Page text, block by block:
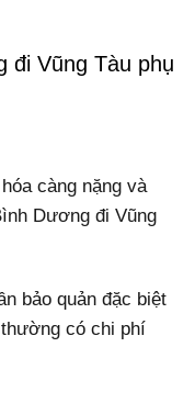
đi Vũng Tàu phụ
càng nặng và
Dương đi Vũng
bảo quản đặc biệt
có chi phí